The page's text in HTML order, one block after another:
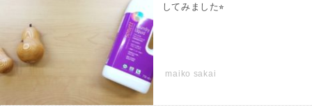
maiko sakai
してみました⭐︎